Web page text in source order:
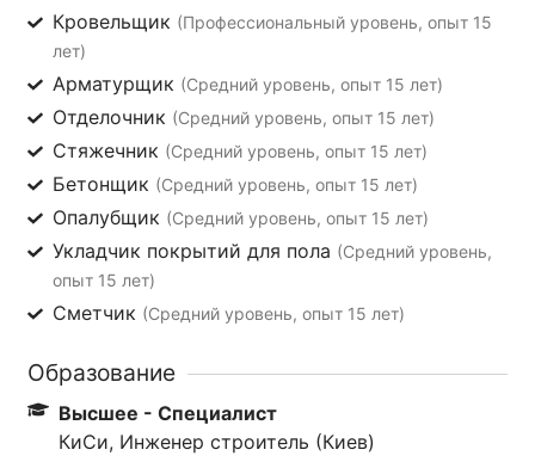
Кровельщик (Профессиональный уровень, опыт 15
лет)
Арматурщик (Средний уровень, опыт 15 лет)
Отделочник (Средний уровень, опыт 15 лет)
Стяжечник (Средний уровень, опыт 15 лет)
Бетонщик (Средний уровень, опыт 15 лет)
Опалубщик (Средний уровень, опыт 15 лет)
Укладчик покрытий для пола (Средний уровень,
опыт 15 лет)
Сметчик (Средний уровень, опыт 15 лет)
Образование
Высшее - Специалист
КиСи, Инженер строитель (Киев)